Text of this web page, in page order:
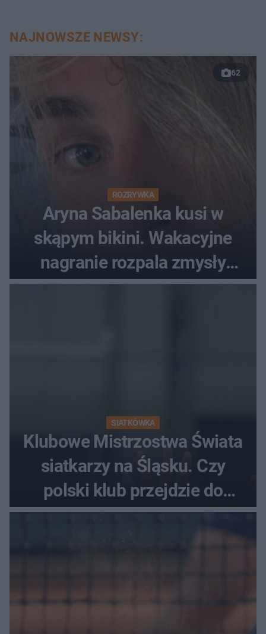
NAJNOWSZE NEWSY:
62
ROZRYWKA
Aryna Sabalenka kusi w
skąpym bikini. Wakacyjne
nagranie rozpala zmysły
fanów
SIATKÓWKA
Klubowe Mistrzostwa Świata
siatkarzy na Śląsku. Czy
polski klub przejdzie do
historii